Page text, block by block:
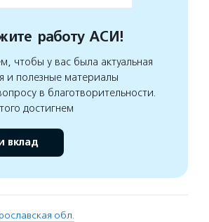
работу АСИ!
чтобы у вас была актуальная
и полезные материалы
в благотворительности.
достигнем
вклад
обл.